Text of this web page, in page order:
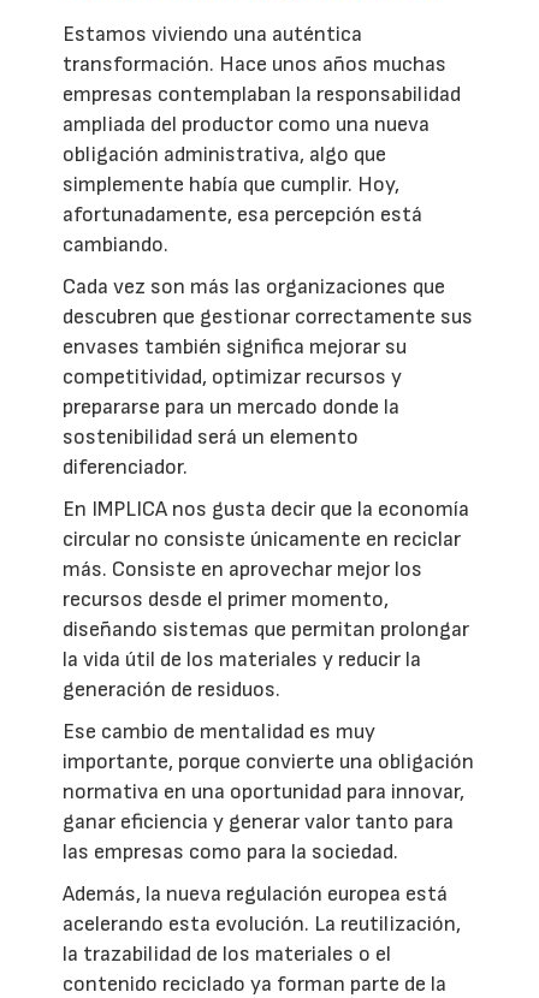
Estamos viviendo una auténtica
transformación. Hace unos años muchas
empresas contemplaban la responsabilidad
ampliada del productor como una nueva
obligación administrativa, algo que
simplemente había que cumplir. Hoy,
afortunadamente, esa percepción está
cambiando.
Cada vez son más las organizaciones que
descubren que gestionar correctamente sus
envases también significa mejorar su
competitividad, optimizar recursos y
prepararse para un mercado donde la
sostenibilidad será un elemento
diferenciador.
En IMPLICA nos gusta decir que la economía
circular no consiste únicamente en reciclar
más. Consiste en aprovechar mejor los
recursos desde el primer momento,
diseñando sistemas que permitan prolongar
la vida útil de los materiales y reducir la
generación de residuos.
Ese cambio de mentalidad es muy
importante, porque convierte una obligación
normativa en una oportunidad para innovar,
ganar eficiencia y generar valor tanto para
las empresas como para la sociedad.
Además, la nueva regulación europea está
acelerando esta evolución. La reutilización,
la trazabilidad de los materiales o el
contenido reciclado ya forman parte de la